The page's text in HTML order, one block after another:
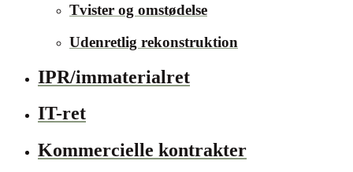
Tvister og omstødelse
Udenretlig rekonstruktion
IPR/immaterialret
IT-ret
Kommercielle kontrakter